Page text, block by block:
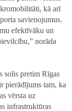
kā arī
savienojumus.
efektīvāku un
norāda
solis pretim Rīgas
pierādījums tam, ka
vērsta uz
infrastruktūras